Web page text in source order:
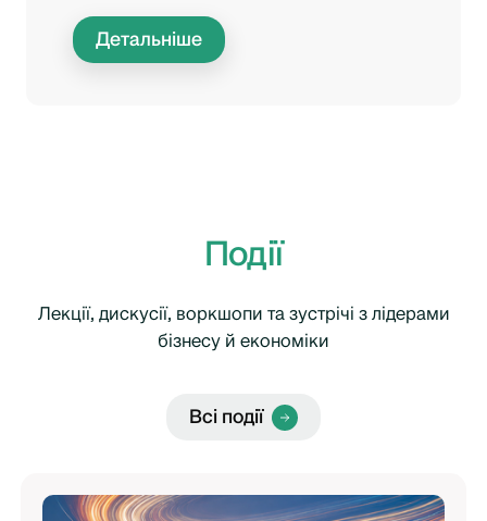
Детальніше
Події
Лекції, дискусії, воркшопи та зустрічі з лідерами
бізнесу й економіки
Всі події